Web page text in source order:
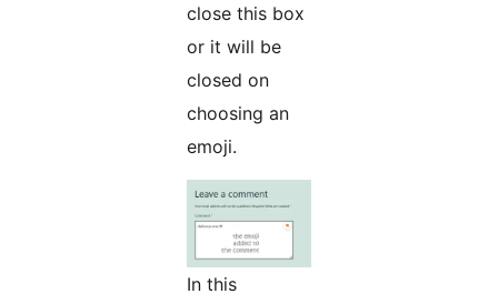
close this box
or it will be
closed on
choosing an
emoji.
In this